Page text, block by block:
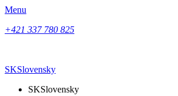
Menu
+421 337 780 825
SKSlovensky
SKSlovensky